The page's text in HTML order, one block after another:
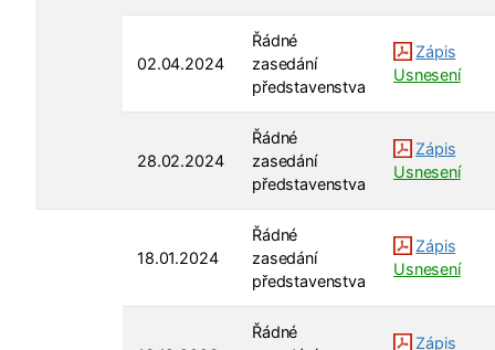
02.04.2024
Řádné
zasedání
představenstva
Zápis
Usnesení
28.02.2024
Řádné
zasedání
představenstva
Zápis
Usnesení
18.01.2024
Řádné
zasedání
představenstva
Zápis
Usnesení
Řádné
Zápis